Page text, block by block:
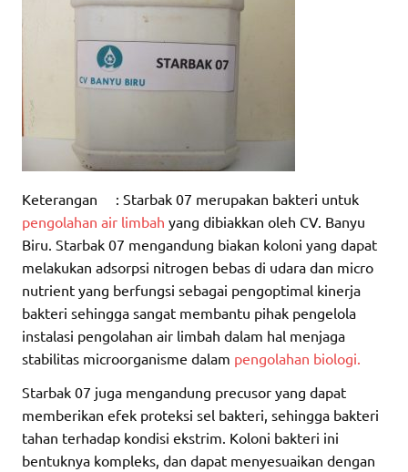
Keterangan : Starbak 07 merupakan bakteri untuk
pengolahan air limbah yang dibiakkan oleh CV. Banyu
Biru. Starbak 07 mengandung biakan koloni yang dapat
melakukan adsorpsi nitrogen bebas di udara dan micro
nutrient yang berfungsi sebagai pengoptimal kinerja
bakteri sehingga sangat membantu pihak pengelola
instalasi pengolahan air limbah dalam hal menjaga
stabilitas microorganisme dalam pengolahan biologi.
Starbak 07 juga mengandung precusor yang dapat
memberikan efek proteksi sel bakteri, sehingga bakteri
tahan terhadap kondisi ekstrim. Koloni bakteri ini
bentuknya kompleks, dan dapat menyesuaikan dengan